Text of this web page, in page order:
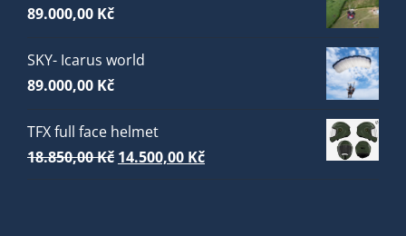
89.000,00 Kč
SKY- Icarus world
89.000,00 Kč
TFX full face helmet
18.850,00Kč Původní
14.500,00 KčAktuální